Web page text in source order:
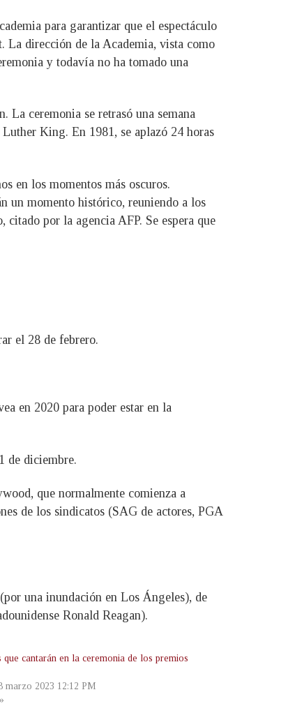
para garantizar que el espectáculo
La dirección de la Academia, vista como
y todavía no ha tomado una
La ceremonia se retrasó una semana
King. En 1981, se aplazó 24 horas
en los momentos más oscuros.
un momento histórico, reuniendo a los
por la agencia AFP. Se espera que
el 28 de febrero.
en 2020 para poder estar en la
de diciembre.
que normalmente comienza a
de los sindicatos (SAG de actores, PGA
una inundación en Los Ángeles), de
Ronald Reagan).
que cantarán en la ceremonia de los premios
marzo 2023 12:12 PM